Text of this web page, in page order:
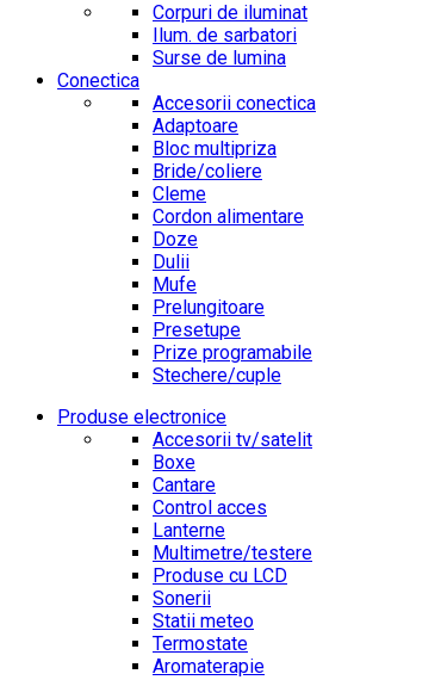
Corpuri de iluminat
Ilum. de sarbatori
Surse de lumina
Conectica
Accesorii conectica
Adaptoare
Bloc multipriza
Bride/coliere
Cleme
Cordon alimentare
Doze
Dulii
Mufe
Prelungitoare
Presetupe
Prize programabile
Stechere/cuple
Produse electronice
Accesorii tv/satelit
Boxe
Cantare
Control acces
Lanterne
Multimetre/testere
Produse cu LCD
Sonerii
Statii meteo
Termostate
Aromaterapie